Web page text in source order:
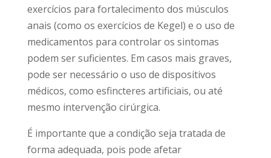
exercícios para fortalecimento dos músculos
anais (como os exercícios de Kegel) e o uso de
medicamentos para controlar os sintomas
podem ser suficientes. Em casos mais graves,
pode ser necessário o uso de dispositivos
médicos, como esfincteres artificiais, ou até
mesmo intervenção cirúrgica.
É importante que a condição seja tratada de
forma adequada, pois pode afetar